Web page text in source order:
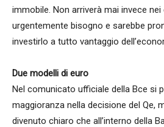
immobile. Non arriverà mai invece
urgentemente bisogno e sarebbe
investirlo a tutto vantaggio
Due modelli di euro
Nel comunicato ufficiale della Bce si
maggioranza nella decisione del Qe,
divenuto chiaro che all’interno della